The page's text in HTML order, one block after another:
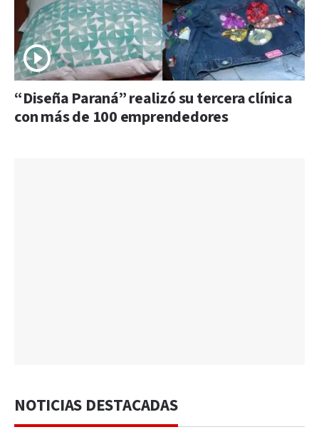
“Diseña Paraná” realizó su tercera clínica
con más de 100 emprendedores
NOTICIAS DESTACADAS